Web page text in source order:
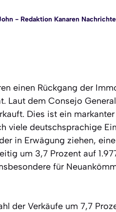
- Redaktion Kanaren
einen Rückgang der
Laut dem Consejo
Dies ist ein
viele deutschsprachige
in Erwägung ziehen,
um 3,7 Prozent auf
für
der Verkäufe um 7,7